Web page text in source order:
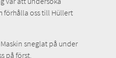
förhålla oss till Hüllert
sneglat på under
på först.